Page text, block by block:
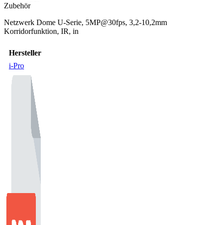
Zubehör
Netzwerk Dome U-Serie, 5MP@30fps, 3,2-10,2mm
Korridorfunktion, IR, in
Hersteller
i-Pro